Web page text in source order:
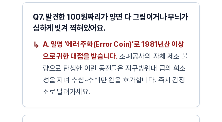
Q7. 발견한 100원짜리가 양면 다 그림이거나 무늬가
심하게 빗겨 찍혀있어요.
A. 일명 ‘에러 주화(Error Coin)’로 1981년산 이상
으로 귀한 대접을 받습니다. 조폐공사의 자체 제조 불
량으로 탄생한 이런 동전들은 지구방위대 급의 희소
성을 지녀 수십~수백만 원을 호가합니다. 즉시 감정
소로 달려가세요.